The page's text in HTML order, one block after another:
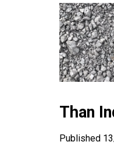
Than
Published